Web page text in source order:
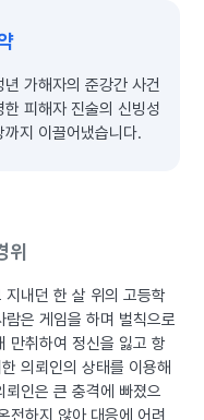
가해자의 준강간 사건
피해자 진술의 신빙성
지 이끌어냈습니다.
위
내던 한 살 위의 고등학
은 게임을 하며 벌칙으로
만취하여 정신을 잃고 항
의뢰인의 상태를 이용해
인은 큰 충격에 빠졌으
전하지 않아 대응에 어려